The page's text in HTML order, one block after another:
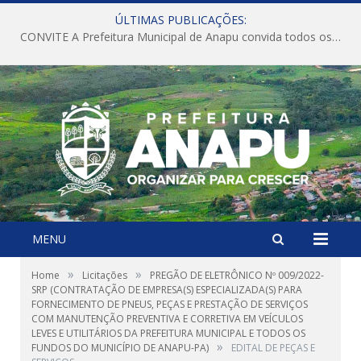
ÚLTIMAS PUBLICAÇÕES:
CONVITE A Prefeitura Municipal de Anapu convida todos os servidores públicos municipais para participarem da Audiência Pública de discussão da Lei de Diretrizes Orçamentárias (LDO), importante instrumento de planejamento das ações e investimentos da Administração Pública para o próximo exercício financeiro.
MENU
Home » Licitações »
PREGÃO DE ELETRÔNICO Nº 009/2022-
SRP (CONTRATAÇÃO DE EMPRESA(S) ESPECIALIZADA(S) PARA
FORNECIMENTO DE PNEUS, PEÇAS E PRESTAÇÃO DE SERVIÇOS
COM MANUTENÇÃO PREVENTIVA E CORRETIVA EM VEÍCULOS
LEVES E UTILITÁRIOS DA PREFEITURA MUNICIPAL E TODOS OS
FUNDOS DO MUNICÍPIO DE ANAPU-PA) »
EDITAL DE PEÇAS E